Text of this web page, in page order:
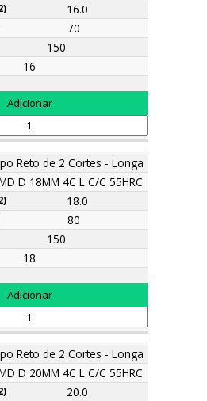
16.0
70
150
16
Reto de 2 Cortes - Longa
D 18MM 4C L C/C 55HRC
18.0
80
150
18
Reto de 2 Cortes - Longa
D 20MM 4C L C/C 55HRC
20.0